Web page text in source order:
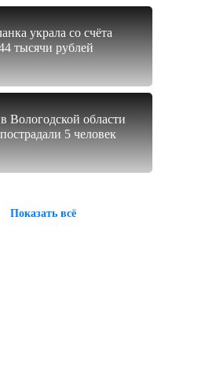
украла со счёта
тысячи рублей
Вологодской области
5 человек
Показать всё